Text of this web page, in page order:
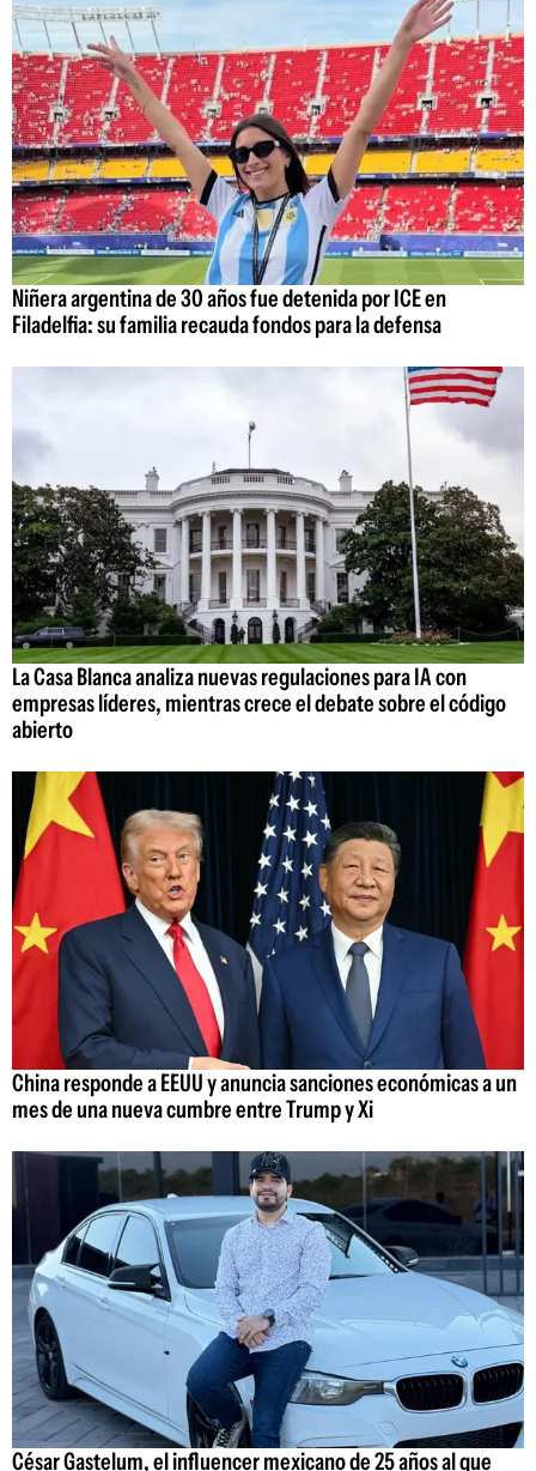
Niñera argentina de 30 años fue detenida por ICE en
Filadelfia: su familia recauda fondos para la defensa
La Casa Blanca analiza nuevas regulaciones para IA con
empresas líderes, mientras crece el debate sobre el código
abierto
China responde a EEUU y anuncia sanciones económicas a un
mes de una nueva cumbre entre Trump y Xi
César Gastelum, el influencer mexicano de 25 años al que